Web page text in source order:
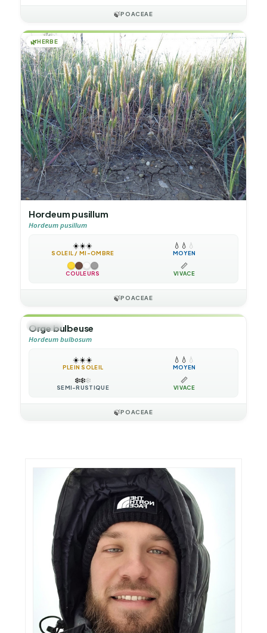
🍃POACEAE
🌿HERBE
Hordeum pusillum
Hordeum pusillum
☀️☀️☀️
SOLEIL / MI-OMBRE
💧 💧 💧
MOYEN
COULEURS
📏
VIVACE
🍃POACEAE
🌿HERBE
Orge bulbeuse
Hordeum bulbosum
☀️☀️☀️
PLEIN SOLEIL
💧 💧 💧
MOYEN
❄️❄️❄️
SEMI-RUSTIQUE
📏
VIVACE
🍃POACEAE